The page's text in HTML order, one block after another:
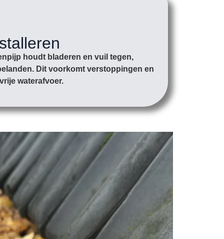
houdt bladeren en vuil tegen,
Dit voorkomt verstoppingen en
waterafvoer.